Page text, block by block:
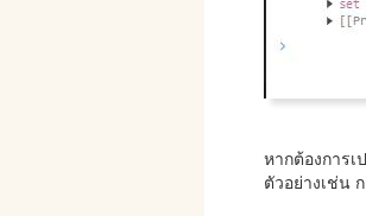
หากต้องการ
ตัวอย่างเช่น